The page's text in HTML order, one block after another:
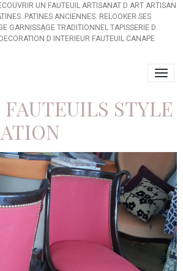
UN FAUTEUIL ARTISANAT D ART ARTISAN
PATINES ANCIENNES. RELOOKER SES
GARNISSAGE TRADITIONNEL TAPISSERIE D
D INTERIEUR FAUTEUIL CANAPE
STYLE